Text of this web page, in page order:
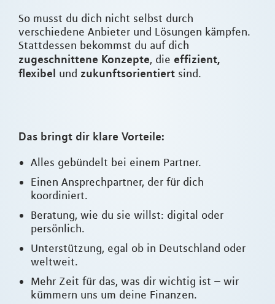
So musst du dich nicht selbst durch
verschiedene Anbieter und Lösungen kämpfen.
Stattdessen bekommst du auf dich
zugeschnittene Konzepte, die effizient,
flexibel und zukunftsorientiert sind.
Das bringt dir klare Vorteile:
Alles gebündelt bei einem Partner.
Einen Ansprechpartner, der für dich
koordiniert.
Beratung, wie du sie willst: digital oder
persönlich.
Unterstützung, egal ob in Deutschland oder
weltweit.
Mehr Zeit für das, was dir wichtig ist – wir
kümmern uns um deine Finanzen.